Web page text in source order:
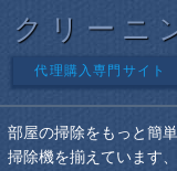
クリーニ
代理購入専門サイト
部屋の掃除をもっと簡
掃除機を揃えています